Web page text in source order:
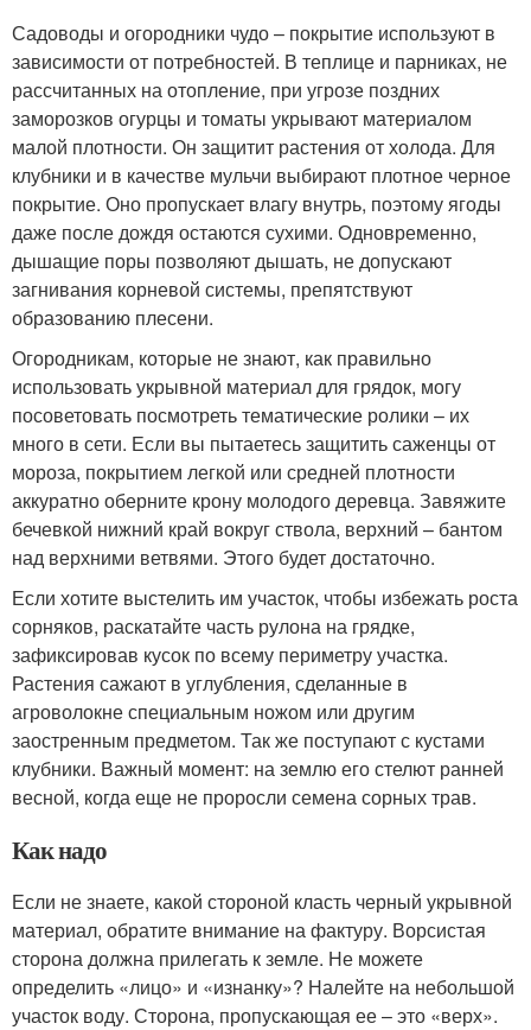
Садоводы и огородники чудо – покрытие используют в
зависимости от потребностей. В теплице и парниках, не
рассчитанных на отопление, при угрозе поздних
заморозков огурцы и томаты укрывают материалом
малой плотности. Он защитит растения от холода. Для
клубники и в качестве мульчи выбирают плотное черное
покрытие. Оно пропускает влагу внутрь, поэтому ягоды
даже после дождя остаются сухими. Одновременно,
дышащие поры позволяют дышать, не допускают
загнивания корневой системы, препятствуют
образованию плесени.
Огородникам, которые не знают, как правильно
использовать укрывной материал для грядок, могу
посоветовать посмотреть тематические ролики – их
много в сети. Если вы пытаетесь защитить саженцы от
мороза, покрытием легкой или средней плотности
аккуратно оберните крону молодого деревца. Завяжите
бечевкой нижний край вокруг ствола, верхний – бантом
над верхними ветвями. Этого будет достаточно.
Если хотите выстелить им участок, чтобы избежать роста
сорняков, раскатайте часть рулона на грядке,
зафиксировав кусок по всему периметру участка.
Растения сажают в углубления, сделанные в
агроволокне специальным ножом или другим
заостренным предметом. Так же поступают с кустами
клубники. Важный момент: на землю его стелют ранней
весной, когда еще не проросли семена сорных трав.
Как надо
Если не знаете, какой стороной класть черный укрывной
материал, обратите внимание на фактуру. Ворсистая
сторона должна прилегать к земле. Не можете
определить «лицо» и «изнанку»? Налейте на небольшой
участок воду. Сторона, пропускающая ее – это «верх».